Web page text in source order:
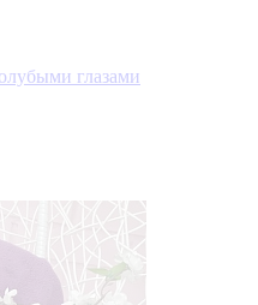
глазами